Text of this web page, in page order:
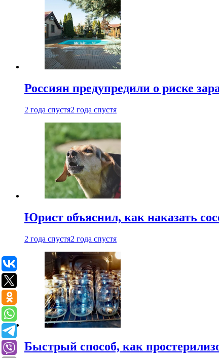
Россиян предупредили о риске
2 года спустя2 года спустя
Юрист объяснил, как наказать
2 года спустя2 года спустя
Быстрый способ, как